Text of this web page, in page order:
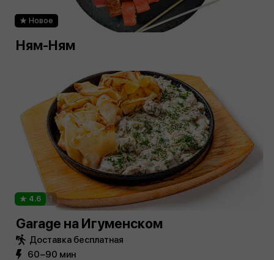
Новое
Ням-Ням
4.6 1
Garage на Игуменском
Доставка бесплатная
60−90 мин